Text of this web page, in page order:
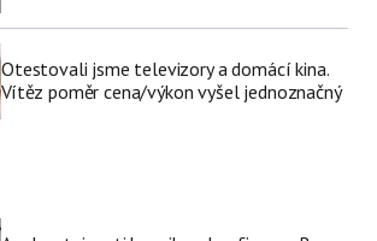
Otestovali jsme televizory a domácí kina.
Vítěz poměr cena/výkon vyšel jednoznačný